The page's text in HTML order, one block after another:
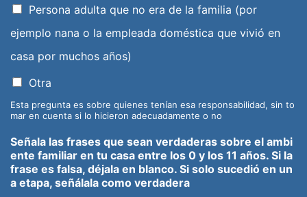
Persona adulta que no era de la familia (por
ejemplo nana o la empleada doméstica que vivió en
casa por muchos años)
Otra
Esta pregunta es sobre quienes tenían esa responsabilidad, sin to
mar en cuenta si lo hicieron adecuadamente o no
Señala las frases que sean verdaderas sobre el ambi
ente familiar en tu casa entre los 0 y los 11 años. Si la
frase es falsa, déjala en blanco. Si solo sucedió en un
a etapa, señálala como verdadera